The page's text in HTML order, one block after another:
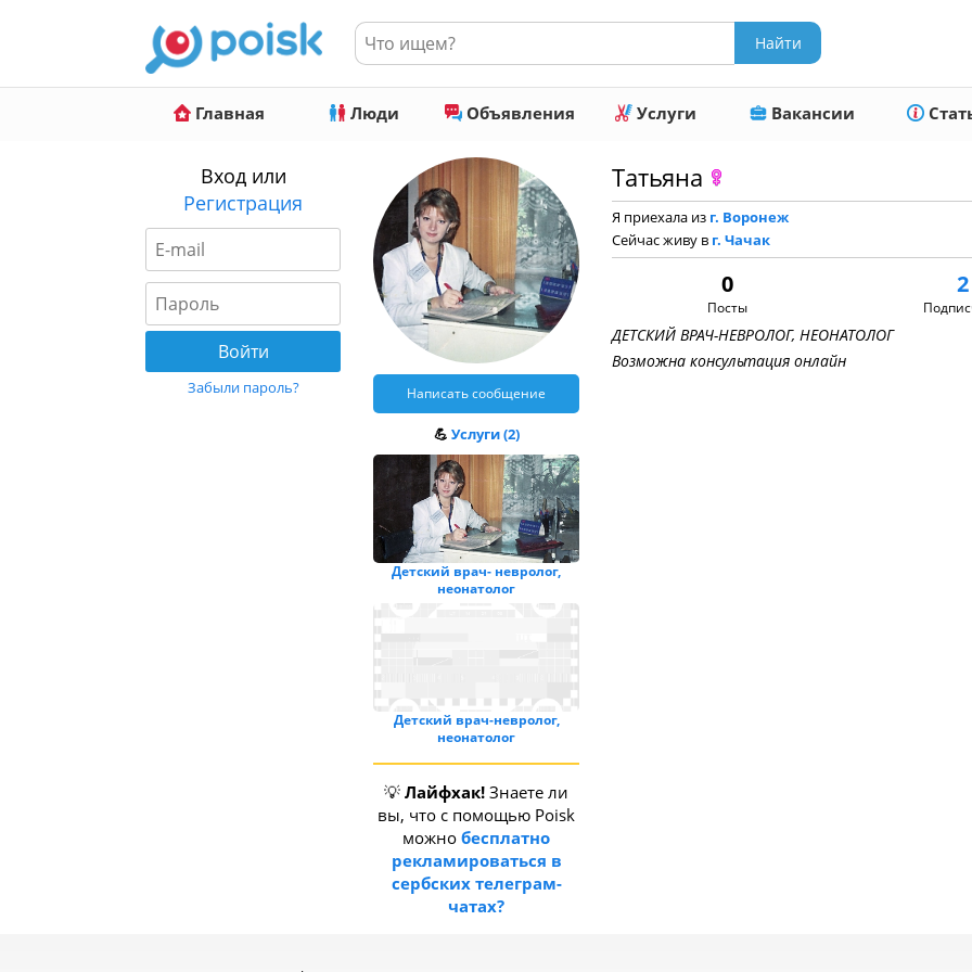
Главная Люди Объявления Услуги Вакансии
Вход или
Регистрация
Забыли пароль? Написать сообщение
💪 Услуги (2)
Детский врач- невролог,
неонатолог
Детский врач-невролог,
неонатолог
💡Лайфхак! Знаете ли
вы, что с помощью Poisk
можнобесплатно
рекламироваться в
сербских телеграм-
чатах?
Татьяна
Я приехала из г. Воронеж
Сейчас живу в г. Чачак
0
Посты
2
ДЕТСКИЙ ВРАЧ-НЕВРОЛОГ, НЕОНАТОЛОГ
Возможна консультация онлайн